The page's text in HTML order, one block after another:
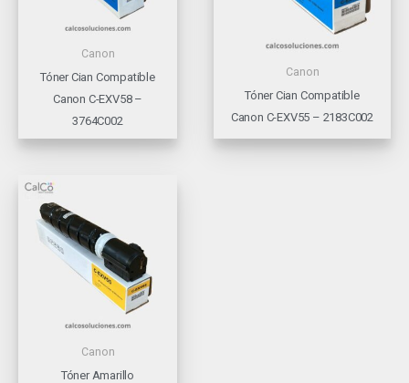
Canon
Tóner Cian Compatible
Canon C-EXV58 –
3764C002
Canon
Tóner Cian Compatible
Canon C-EXV55 – 2183C002
Canon
Tóner Amarillo